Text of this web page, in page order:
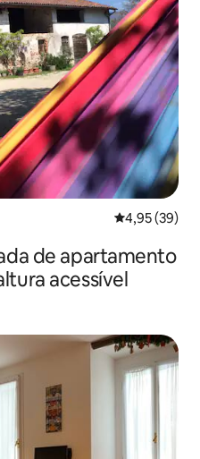
4,95 de uma
4,95 (39)
de apartamento
acessível